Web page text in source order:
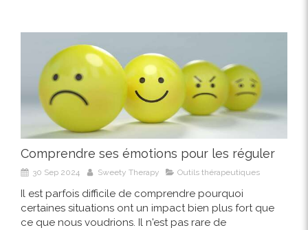
Comprendre ses émotions pour les réguler
30 Sep 2024 Sweety Therapy Outils thérapeutiques
Il est parfois difficile de comprendre pourquoi
certaines situations ont un impact bien plus fort que
ce que nous voudrions. Il n'est pas rare de